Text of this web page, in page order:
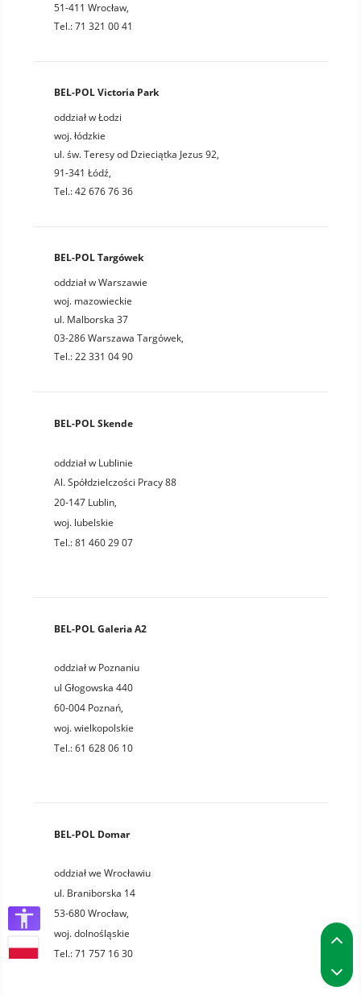
51-411 Wrocław,
Tel.: 71 321 00 41
BEL-POL Victoria Park
oddział w Łodzi
woj. łódzkie
ul. św. Teresy od Dzieciątka Jezus 92,
91-341 Łódź,
Tel.: 42 676 76 36
BEL-POL Targówek
oddział w Warszawie
woj. mazowieckie
ul. Malborska 37
03-286 Warszawa Targówek,
Tel.: 22 331 04 90
BEL-POL Skende
oddział w Lublinie
Al. Spółdzielczości Pracy 88
20-147 Lublin,
woj. lubelskie
Tel.:81 460 29 07
BEL-POL Galeria A2
oddział w Poznaniu
ul Głogowska 440
60-004 Poznań,
woj.wielkopolskie
Tel.:61 628 06 10
BEL-POL Domar
oddział we Wrocławiu
ul. Braniborska 14
53-680Wrocław,
woj.dolnośląskie
Tel.:71 757 16 30